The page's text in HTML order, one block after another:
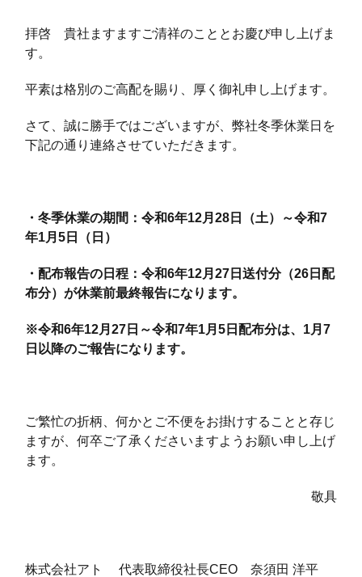
拝啓 貴社ますますご清祥のこととお慶び申し上げま
す。
平素は格別のご高配を賜り、厚く御礼申し上げます。
さて、誠に勝手ではございますが、弊社冬季休業日を
下記の通り連絡させていただきます。
・冬季休業の期間：令和6年12月28日（土）～令和7
年1月5日（日）
・配布報告の日程：令和6年12月27日送付分（26日配
布分）が休業前最終報告になります。
※令和6年12月27日～令和7年1月5日配布分は、1月7
日以降のご報告になります。
ご繁忙の折柄、何かとご不便をお掛けすることと存じ
ますが、何卒ご了承くださいますようお願い申し上げ
ます。
敬具
株式会社アト 代表取締役社長CEO 奈須田 洋平